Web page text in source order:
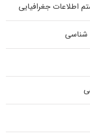
اطلاعات جغرافیایی
شناسی